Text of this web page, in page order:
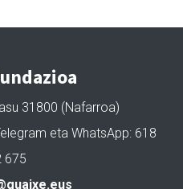
31800 (Nafarroa)
eta WhatsApp: 618
675